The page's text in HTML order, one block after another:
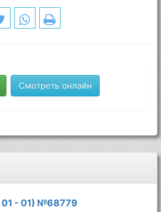
Смотреть онлайн
01 - 01) №68779